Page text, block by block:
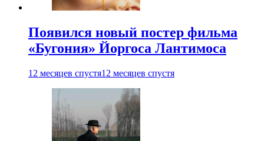
Появился новый постер фильма
«Бугония» Йоргоса Лантимоса
12 месяцев спустя12 месяцев спустя